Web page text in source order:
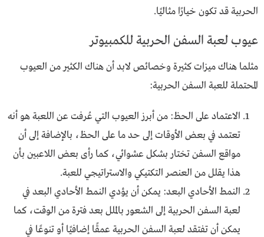
الحربية قد تكون خيارًا مثاليًا.
عيوب لعبة السفن الحربية للكمبيوتر
مثلما هناك ميزات كثيرة وخصائص لابد أن هناك الكثير من العيوب
المحتملة للعبة السفن الحربية:
الاعتماد على الحظ: من أبرز العيوب التي عُرفت عن اللعبة هو أنه
تعتمد في بعض الأوقات إلى حد ما على الحظ، بالإضافة إلى أن
مواقع السفن تختار بشكل عشوائي، كما رأى بعض اللاعبين بأن
هذا يقلل من العنصر التكتيكي والاستراتيجي للعبة.
النمط الأحادي البعد: يمكن أن يؤدي النمط الأحادي البعد في
لعبة السفن الحربية إلى الشعور بالملل بعد فترة من الوقت، كما
يمكن أن تفتقد لعبة السفن الحربية عمقًا إضافيًا أو تنوعًا في